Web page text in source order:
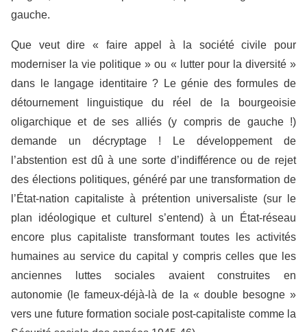
gauche.
Que veut dire « faire appel à la société civile pour
moderniser la vie politique » ou « lutter pour la diversité »
dans le langage identitaire ? Le génie des formules de
détournement linguistique du réel de la bourgeoisie
oligarchique et de ses alliés (y compris de gauche !)
demande un décryptage ! Le développement de
l’abstention est dû à une sorte d’indifférence ou de rejet
des élections politiques, généré par une transformation de
l’État-nation capitaliste à prétention universaliste (sur le
plan idéologique et culturel s’entend) à un État-réseau
encore plus capitaliste transformant toutes les activités
humaines au service du capital y compris celles que les
anciennes luttes sociales avaient construites en
autonomie (le fameux-déjà-là de la « double besogne »
vers une future formation sociale post-capitaliste comme la